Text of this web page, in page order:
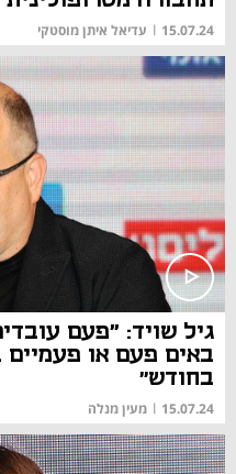
15.07.24
| עדיאל איתן מוסטקי
גיל שויד: "פעם
באים פעם או
בחודש״
15.07.24
| מעין מנלה